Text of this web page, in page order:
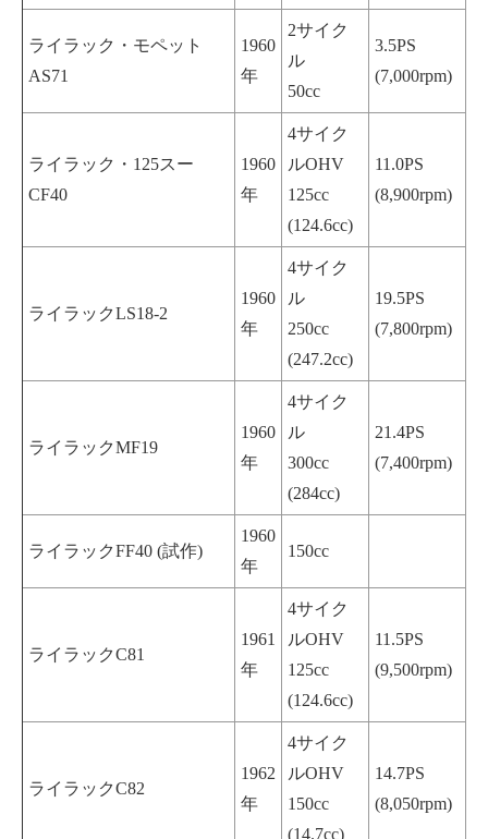
ライラック・モペット
AS71
1960
年
2サイク
ル
50cc
3.5PS
(7,000rpm)
ライラック・125スー
CF40
1960
年
4サイク
ルOHV
125cc
(124.6cc)
11.0PS
(8,900rpm)
ライラックLS18-2
1960
年
4サイク
ル
250cc
(247.2cc)
19.5PS
(7,800rpm)
ライラックMF19
1960
年
4サイク
ル
300cc
(284cc)
21.4PS
(7,400rpm)
ライラックFF40 (試作)
1960
年
150cc
ライラックC81
1961
年
4サイク
ルOHV
125cc
(124.6cc)
11.5PS
(9,500rpm)
ライラックC82
1962
年
4サイク
ルOHV
150cc
(14.7cc)
14.7PS
(8,050rpm)